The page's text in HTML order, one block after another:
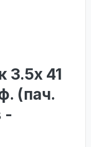
3.5х 41
(пач.
-